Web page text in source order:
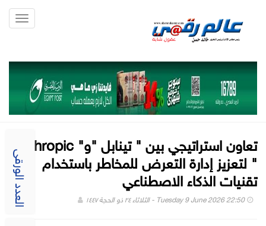
العدد الورقى
تعاون استراتيجي بين " تينابل "و" Anthropic
" لتعزيز إدارة التعرض للمخاطر باستخدام
تقنيات الذكاء الاصطناعي
Tuesday 9 June 2026 22:50 - الثلاثاء ٢٤ ذو الحجة ١٤٤٧